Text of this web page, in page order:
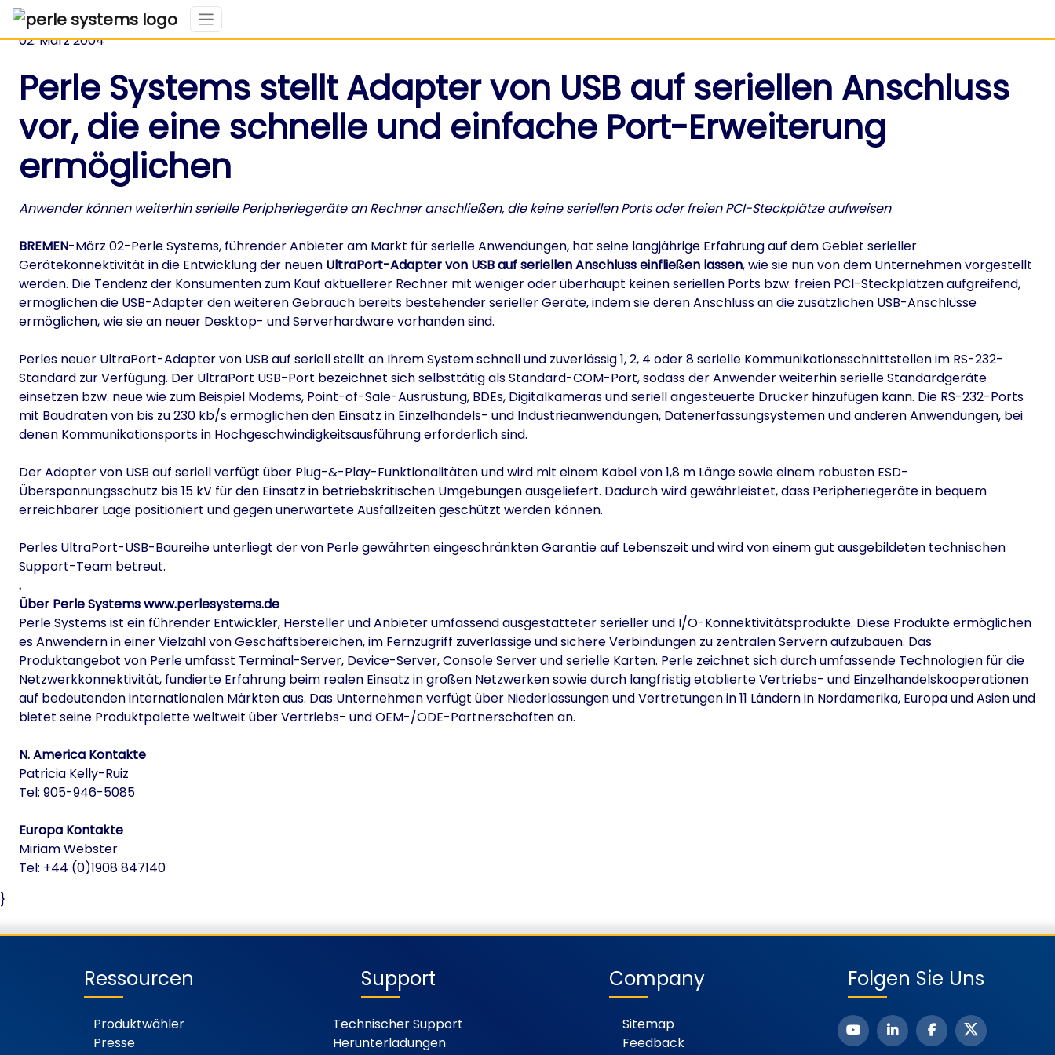
02. März 2004
Perle Systems stellt Adapter von USB auf seriellen Anschluss
vor, die eine schnelle und einfache Port-Erweiterung
ermöglichen
Anwender können weiterhin serielle Peripheriegeräte an Rechner anschließen, die keine seriellen Ports oder freien PCI-Steckplätze aufweisen
BREMEN-März 02-Perle Systems, führender Anbieter am Markt für serielle Anwendungen, hat seine langjährige Erfahrung auf dem Gebiet serieller
Gerätekonnektivität in die Entwicklung der neuen UltraPort-Adapter von USB auf seriellen Anschluss einfließen lassen, wie sie nun von dem Unternehmen vorgestellt
werden. Die Tendenz der Konsumenten zum Kauf aktuellerer Rechner mit weniger oder überhaupt keinen seriellen Ports bzw. freien PCI-Steckplätzen aufgreifend,
ermöglichen die USB-Adapter den weiteren Gebrauch bereits bestehender serieller Geräte, indem sie deren Anschluss an die zusätzlichen USB-Anschlüsse
ermöglichen, wie sie an neuer Desktop- und Serverhardware vorhanden sind.
Perles neuer UltraPort-Adapter von USB auf seriell stellt an Ihrem System schnell und zuverlässig 1, 2, 4 oder 8 serielle Kommunikationsschnittstellen im RS-232-
Standard zur Verfügung. Der UltraPort USB-Port bezeichnet sich selbsttätig als Standard-COM-Port, sodass der Anwender weiterhin serielle Standardgeräte
einsetzen bzw. neue wie zum Beispiel Modems, Point-of-Sale-Ausrüstung, BDEs, Digitalkameras und seriell angesteuerte Drucker hinzufügen kann. Die RS-232-Ports
mit Baudraten von bis zu 230 kb/s ermöglichen den Einsatz in Einzelhandels- und Industrieanwendungen, Datenerfassungsystemen und anderen Anwendungen, bei
denen Kommunikationsports in Hochgeschwindigkeitsausführung erforderlich sind.
Der Adapter von USB auf seriell verfügt über Plug-&-Play-Funktionalitäten und wird mit einem Kabel von 1,8 m Länge sowie einem robusten ESD-
Überspannungsschutz bis 15 kV für den Einsatz in betriebskritischen Umgebungen ausgeliefert. Dadurch wird gewährleistet, dass Peripheriegeräte in bequem
erreichbarer Lage positioniert und gegen unerwartete Ausfallzeiten geschützt werden können.
Perles UltraPort-USB-Baureihe unterliegt der von Perle gewährten eingeschränkten Garantie auf Lebenszeit und wird von einem gut ausgebildeten technischen
Support-Team betreut.
.
Über Perle Systemswww.perlesystems.de
Perle Systems ist ein führender Entwickler, Hersteller und Anbieter umfassend ausgestatteter serieller und I/O-Konnektivitätsprodukte. Diese Produkte ermöglichen
es Anwendern in einer Vielzahl von Geschäftsbereichen, im Fernzugriff zuverlässige und sichere Verbindungen zu zentralen Servern aufzubauen. Das
Produktangebot von Perle umfasst Terminal-Server, Device-Server, Console Server und serielle Karten. Perle zeichnet sich durch umfassende Technologien für die
Netzwerkkonnektivität, fundierte Erfahrung beim realen Einsatz in großen Netzwerken sowie durch langfristig etablierte Vertriebs- und Einzelhandelskooperationen
auf bedeutenden internationalen Märkten aus. Das Unternehmen verfügt über Niederlassungen und Vertretungen in 11 Ländern in Nordamerika, Europa und Asien und
bietet seine Produktpalette weltweit über Vertriebs- und OEM-/ODE-Partnerschaften an.
N. America Kontakte
Patricia Kelly-Ruiz
Tel: 905-946-5085
Europa Kontakte
Miriam Webster
Tel: +44 (0)1908 847140
}
Ressourcen
Produktwähler
Presse
Support
Technischer Support
Herunterladungen
Company
Sitemap
Feedback
Folgen Sie Uns